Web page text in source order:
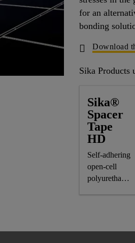
for an
bonding
Download
Sika Products
Sika®
Spacer
Tape
HD
Self-adhering
open-cell
polyurethane